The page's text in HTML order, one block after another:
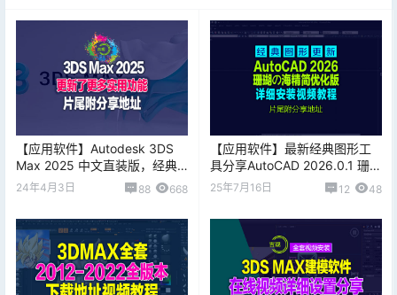
【应用软件】Autodesk 3DS
Max 2025 中文直装版，经典
图片建模渲染软件搬运破解版
24年4月3日 88 668
【应用软件】最新经典图形工
具分享AutoCAD 2026.0.1 珊瑚
の海精简优化版 [2025.07.08
25年7月16日 12 48